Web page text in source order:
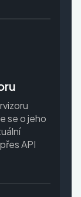
se o jeho
API